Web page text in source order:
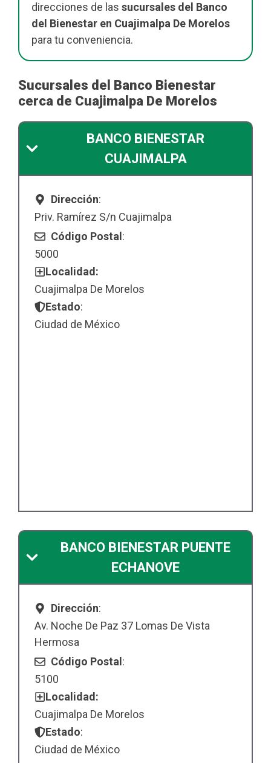
direcciones de las sucursales del Banco
del Bienestar en Cuajimalpa De Morelos
para tu conveniencia.
Sucursales del Banco Bienestar
cerca de Cuajimalpa De Morelos
BANCO BIENESTAR
CUAJIMALPA
Dirección:
Priv. Ramírez S/n Cuajimalpa
Código Postal :
5000
Localidad:
Cuajimalpa De Morelos
Estado:
Ciudad de México
BANCO BIENESTAR PUENTE
ECHANOVE
Dirección:
Av. Noche De Paz 37 Lomas De Vista
Hermosa
Código Postal :
5100
Localidad:
Cuajimalpa De Morelos
Estado:
Ciudad de México